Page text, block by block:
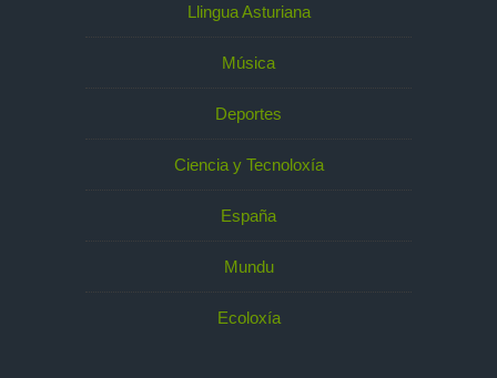
Llingua Asturiana
Música
Deportes
Ciencia y Tecnoloxía
España
Mundu
Ecoloxía